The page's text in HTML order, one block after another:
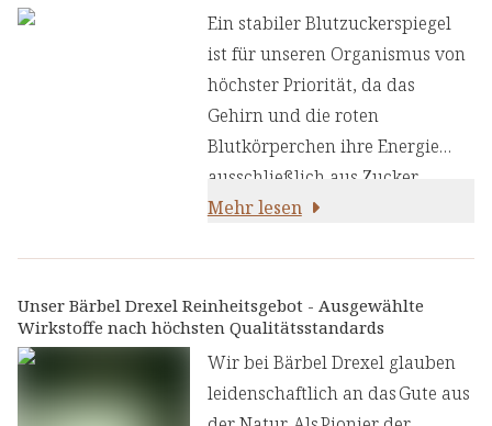
Ein stabiler Blutzuckerspiegel
ist für unseren Organismus von
höchster Priorität, da das
Gehirn und die roten
Blutkörperchen ihre Energie
ausschließlich aus Zucker
(Glucose) beziehen. Zur
wir unsereBlutzucker
Balance
Presslingeentwickelt.
Mehr lesen
Unser Bärbel Drexel Reinheitsgebot - Ausgewählte
Wirkstoffe nach höchsten Qualitätsstandards
Wir bei Bärbel Drexel glauben
leidenschaftlich an das Gute aus